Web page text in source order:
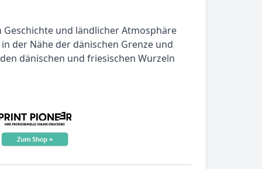
und ländlicher Atmosphäre
der Nähe der dänischen Grenze und
dänischen und friesischen Wurzeln